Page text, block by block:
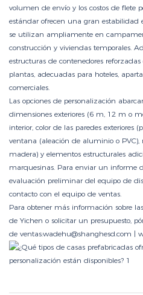
volumen de envío y los costos de flete
estándar ofrecen una gran estabilidad
se utilizan ampliamente en
construcción y viviendas temporales.
estructuras de contenedores
plantas, adecuadas para hoteles,
comerciales.
Las opciones de personalización
dimensiones exteriores (6 m, 12 m o
interior, color de las paredes exteriores
ventana (aleación de aluminio o PVC),
madera) y elementos estructurales
marquesinas. Para enviar un informe
evaluación preliminar del equipo de
contacto con el equipo de ventas.
Para obtener más información sobre
de Yichen o solicitar un presupuesto,
de ventas:wadehu@shanghesd.com |